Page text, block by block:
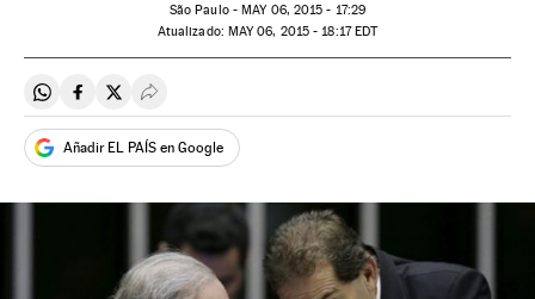
São Paulo -MAY06, 2015 - 17:29
atualizado: MAY06, 2015 - 18:17EDT
Compartir en Whatsapp
Compartir en Facebook
Compartir en Twitter
Desplegar Redes Sociales
Añadir EL PAÍS en Google